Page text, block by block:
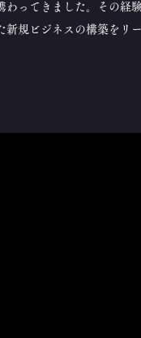
わってきました。その経
新規ビジネスの構築をリ